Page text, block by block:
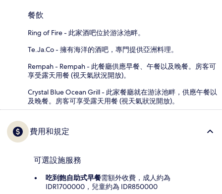
餐飲
Ring of Fire - 此家酒吧位於游泳池畔。
Te.Ja.Co - 擁有海洋的酒吧，專門提供亞洲料理。
Rempah - Rempah - 此餐廳供應早餐、午餐以及晚餐。房客可
享受露天用餐 (視天氣狀況開放)。
Crystal Blue Ocean Grill - 此家餐廳就在游泳池畔，供應午餐以
及晚餐。房客可享受露天用餐 (視天氣狀況開放)。
費用和規定
可選設施服務
吃到飽自助式早餐需額外收費，成人約為
IDR1700000，兒童約為 IDR850000